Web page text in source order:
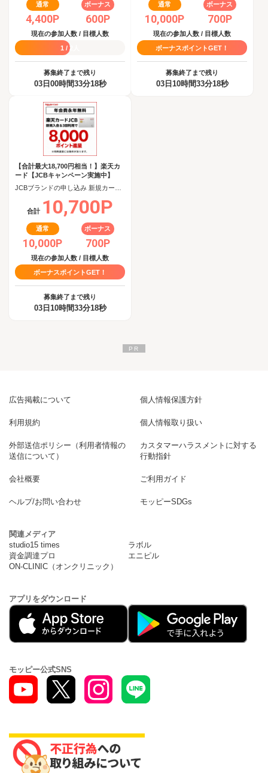
通常
4,400P
ボーナス
600P
現在の参加人数 / 目標人数
1 / 2人
募集終了まで残り
03日00時間33分17秒
通常
10,000P
ボーナス
700P
現在の参加人数 / 目標人数
ボーナスポイントGET！
募集終了まで残り
03日10時間33分17秒
【合計最大18,700円相当！】楽天カ
ード【JCBキャンペーン実施中】
合計 10,700P
通常
10,000P
ボーナス
700P
現在の参加人数 / 目標人数
ボーナスポイントGET！
募集終了まで残り
03日10時間33分17秒
広告掲載について 個人情報保護方針
利用規約 個人情報取り扱い
外部送信ポリシー（利用者情報の
送信について）
カスタマーハラスメントに対する
行動指針
会社概要 ご利用ガイド
ヘルプ/お問い合わせ モッピーSDGs
関連メディア
studio15 times
ラボル
資金調達プロ
エニピル
ON-CLINIC（オンクリニック）
アプリをダウンロード
モッピー公式SNS